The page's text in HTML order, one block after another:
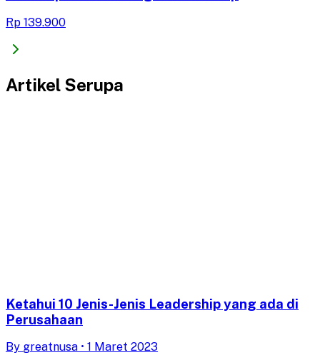
Rp 139.900
Artikel Serupa
Ketahui 10 Jenis-Jenis Leadership yang ada di
Perusahaan
By greatnusa • 1 Maret 2023